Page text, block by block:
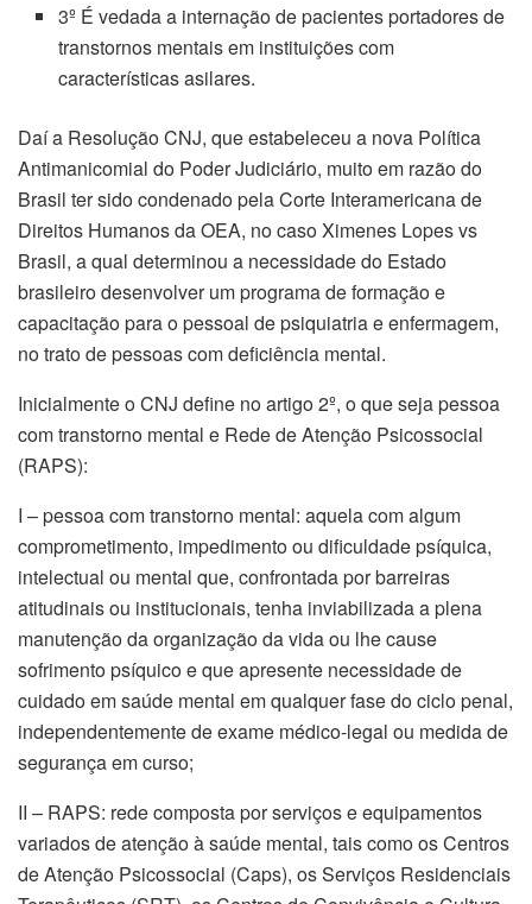
3º É vedada a internação de pacientes portadores de
transtornos mentais em instituições com
características asilares.
Daí a Resolução CNJ, que estabeleceu a nova Política
Antimanicomial do Poder Judiciário, muito em razão do
Brasil ter sido condenado pela Corte Interamericana de
Direitos Humanos da OEA, no caso Ximenes Lopes vs
Brasil, a qual determinou a necessidade do Estado
brasileiro desenvolver um programa de formação e
capacitação para o pessoal de psiquiatria e enfermagem,
no trato de pessoas com deficiência mental.
Inicialmente o CNJ define no artigo 2º, o que seja pessoa
com transtorno mental e Rede de Atenção Psicossocial
(RAPS):
I – pessoa com transtorno mental: aquela com algum
comprometimento, impedimento ou dificuldade psíquica,
intelectual ou mental que, confrontada por barreiras
atitudinais ou institucionais, tenha inviabilizada a plena
manutenção da organização da vida ou lhe cause
sofrimento psíquico e que apresente necessidade de
cuidado em saúde mental em qualquer fase do ciclo penal,
independentemente de exame médico-legal ou medida de
segurança em curso;
II – RAPS: rede composta por serviços e equipamentos
variados de atenção à saúde mental, tais como os Centros
de Atenção Psicossocial (Caps), os Serviços Residenciais